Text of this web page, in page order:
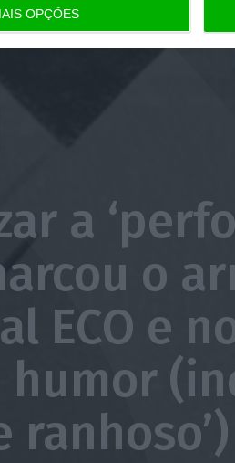
OPÇÕES
a
o
ECO e
ranhoso’)